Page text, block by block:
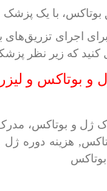
با یک
اجرای
کنید که زیر نظر
بوتاکس و
ژل و بوتاکس،
هزینه دوره